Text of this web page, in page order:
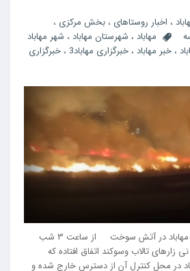
، اخبار روستاهای ، بخش مرکزی ،
مهاباد ، شهرستان مهاباد ، شهر مهاباد
، خبر مهاباد ، خبرگزاری مهاباد3 ، خبرگزاری
بخش بزرگی از تالاب وسوکند مهاباد در آتش سوخت از ساعت 3 شب
تالاب وسوکند اتفاق افتاده که
در محل کنترل آن از دسترس خارج شده و